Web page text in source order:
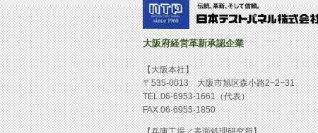
大阪府経営革新承認企業
【大阪本社】
〒535-0013 大阪市旭区森小路2−2−31
TEL.06-6953-1661（代表）
FAX.06-6955-1850